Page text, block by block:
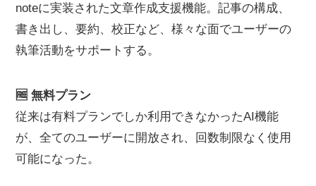
noteに実装された文章作成支援機能。記事の構成、
書き出し、要約、校正など、様々な面でユーザーの
執筆活動をサポートする。
🆓 無料プラン
従来は有料プランでしか利用できなかったAI機能
が、全てのユーザーに開放され、回数制限なく使用
可能になった。